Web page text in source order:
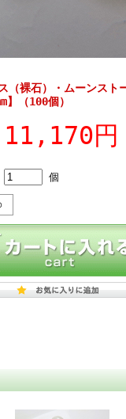
（裸石）・ムーンスト
】（100個）
11,170円
個